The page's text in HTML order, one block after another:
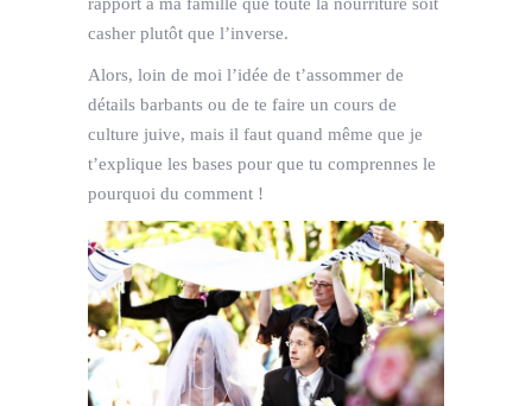
casher plutôt que l’inverse.
Alors, loin de moi l’idée de t’assommer de
détails barbants ou de te faire un cours de
culture juive, mais il faut quand même que je
t’explique les bases pour que tu comprennes le
pourquoi du comment !